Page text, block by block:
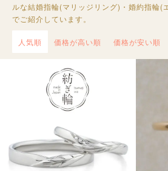
ルな結婚指輪(マリッジリング)・婚約指輪(
でご紹介しています。
人気順 価格が高い順 価格が安い順